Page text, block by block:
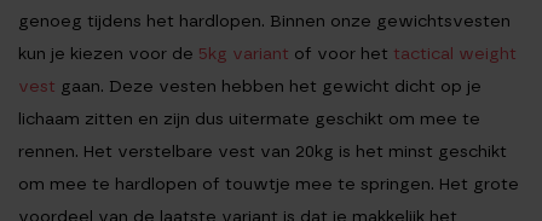
genoeg tijdens het hardlopen. Binnen onze gewichtsvesten
kun je kiezen voor de 5kg variant of voor het tactical weight
vest gaan. Deze vesten hebben het gewicht dicht op je
lichaam zitten en zijn dus uitermate geschikt om mee te
rennen. Het verstelbare vest van 20kg is het minst geschikt
om mee te hardlopen of touwtje mee te springen. Het grote
voordeel van de laatste variant is dat je makkelijk het